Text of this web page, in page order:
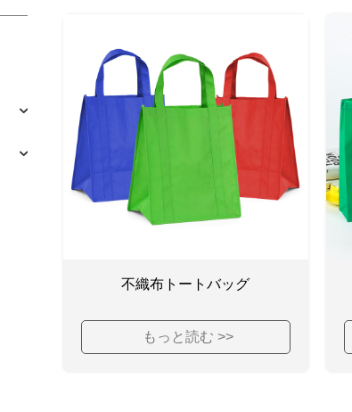
不織布トートバッグ
もっと読む >>